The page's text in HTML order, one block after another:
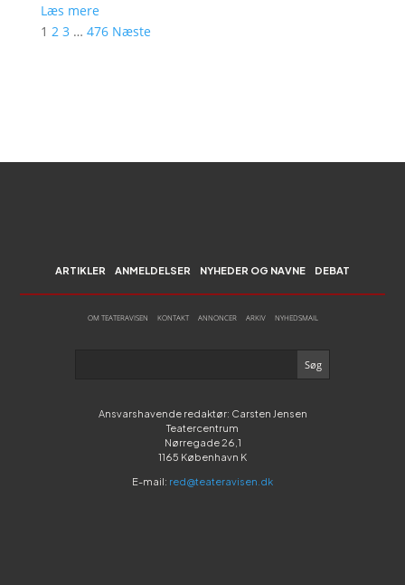
Læs mere
1 2 3 … 476 Næste
ARTIKLER ANMELDELSER NYHEDER OG NAVNE DEBAT
OM TEATERAVISEN KONTAKT ANNONCER ARKIV NYHEDSMAIL
Ansvarshavende redaktør: Carsten Jensen
Teatercentrum
Nørregade 26,1
1165 København K
E-mail: red@teateravisen.dk